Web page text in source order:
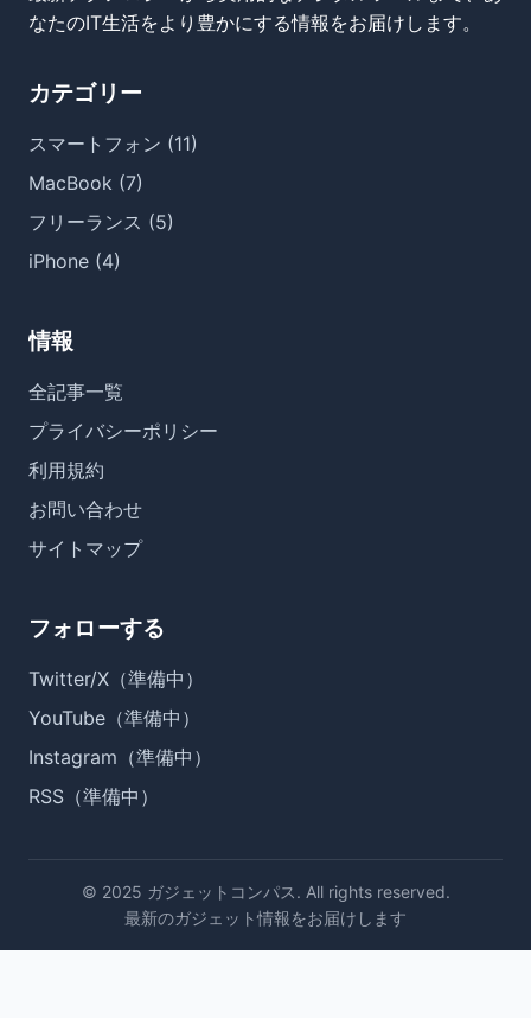
なたのIT生活をより豊かにする情報をお届けします。
カテゴリー
スマートフォン (11)
MacBook (7)
フリーランス (5)
iPhone (4)
情報
全記事一覧
プライバシーポリシー
利用規約
お問い合わせ
サイトマップ
フォローする
Twitter/X（準備中）
YouTube（準備中）
Instagram（準備中）
RSS（準備中）
© 2025 ガジェットコンパス. All rights reserved.
最新のガジェット情報をお届けします